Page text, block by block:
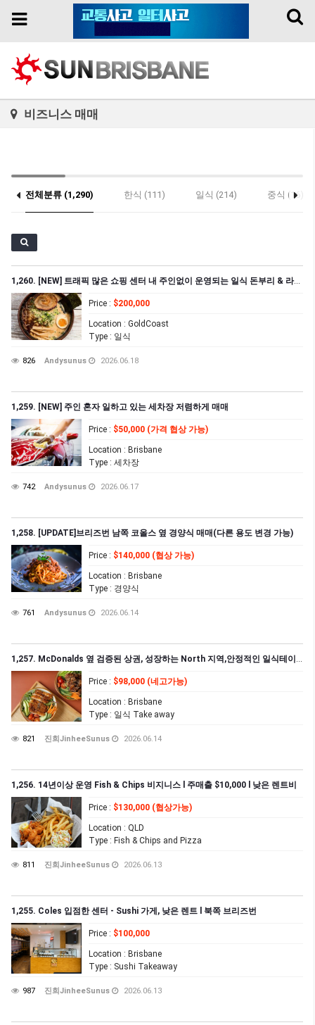
Toggle
Toggle
비즈니스 매매
전체분류 (1,290) 한식 (111) 일식 (214) 중식 (16)
1,260. [NEW] 트래픽 많은 쇼핑 센터 내 주인없이 운영되는 일식 돈부리 & 라면집
Price : $200,000
Location : GoldCoast
Type : 일식
826 Andysunus 2026.06.18
1,259. [NEW] 주인 혼자 일하고 있는 세차장 저렴하게 매매
Price : $50,000 (가격 협상 가능)
Location : Brisbane
Type : 세차장
742 Andysunus 2026.06.17
1,258. [UPDATE]브리즈번 남쪽 코올스 옆 경양식 매매(다른 용도 변경 가능)
Price : $140,000 (협상 가능)
Location : Brisbane
Type : 경양식
761 Andysunus 2026.06.14
1,257. McDonalds 옆 검증된 상권, 성장하는 North 지역,안정적인 일식테이크아웃
Price : $98,000 (네고가능)
Location : Brisbane
Type : 일식 Take away
821 진희JinheeSunus 2026.06.14
1,256. 14년이상 운영 Fish & Chips 비지니스 l 주매출 $10,000 l 낮은 렌트비
Price : $130,000 (협상가능)
Location : QLD
Type : Fish & Chips and Pizza
811 진희JinheeSunus 2026.06.13
1,255. Coles 입점한 센터 - Sushi 가게, 낮은 렌트 l 북쪽 브리즈번
Price : $100,000
Location : Brisbane
Type : Sushi Takeaway
987 진희JinheeSunus 2026.06.13